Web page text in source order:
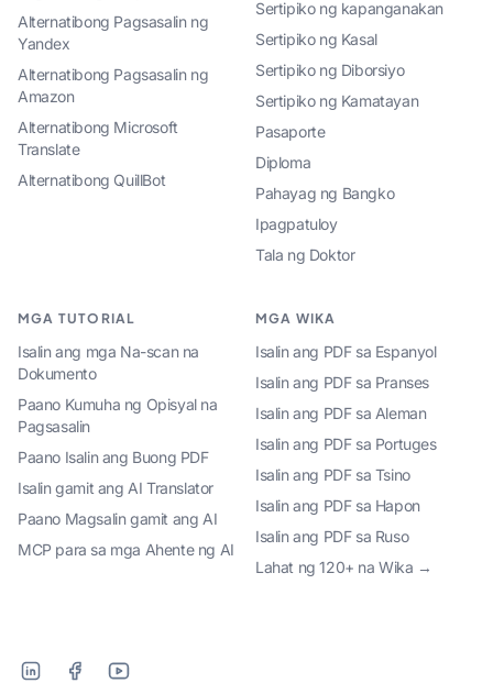
Alternatibong Pagsasalin ng
Yandex
Alternatibong Pagsasalin ng
Amazon
Alternatibong Microsoft
Translate
Alternatibong QuillBot
Sertipiko ng kapanganakan
Sertipiko ng Kasal
Sertipiko ng Diborsiyo
Sertipiko ng Kamatayan
Pasaporte
Diploma
Pahayag ng Bangko
Ipagpatuloy
Tala ng Doktor
MGA TUTORIAL
Isalin ang mga Na-scan na
Dokumento
Paano Kumuha ng Opisyal na
Pagsasalin
Paano Isalin ang Buong PDF
Isalin gamit ang AI Translator
Paano Magsalin gamit ang AI
MCP para sa mga Ahente ng AI
MGA WIKA
Isalin ang PDF sa Espanyol
Isalin ang PDF sa Pranses
Isalin ang PDF sa Aleman
Isalin ang PDF sa Portuges
Isalin ang PDF sa Tsino
Isalin ang PDF sa Hapon
Isalin ang PDF sa Ruso
Lahat ng 120+ na Wika →